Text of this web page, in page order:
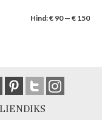
Hind:€ 90— € 150